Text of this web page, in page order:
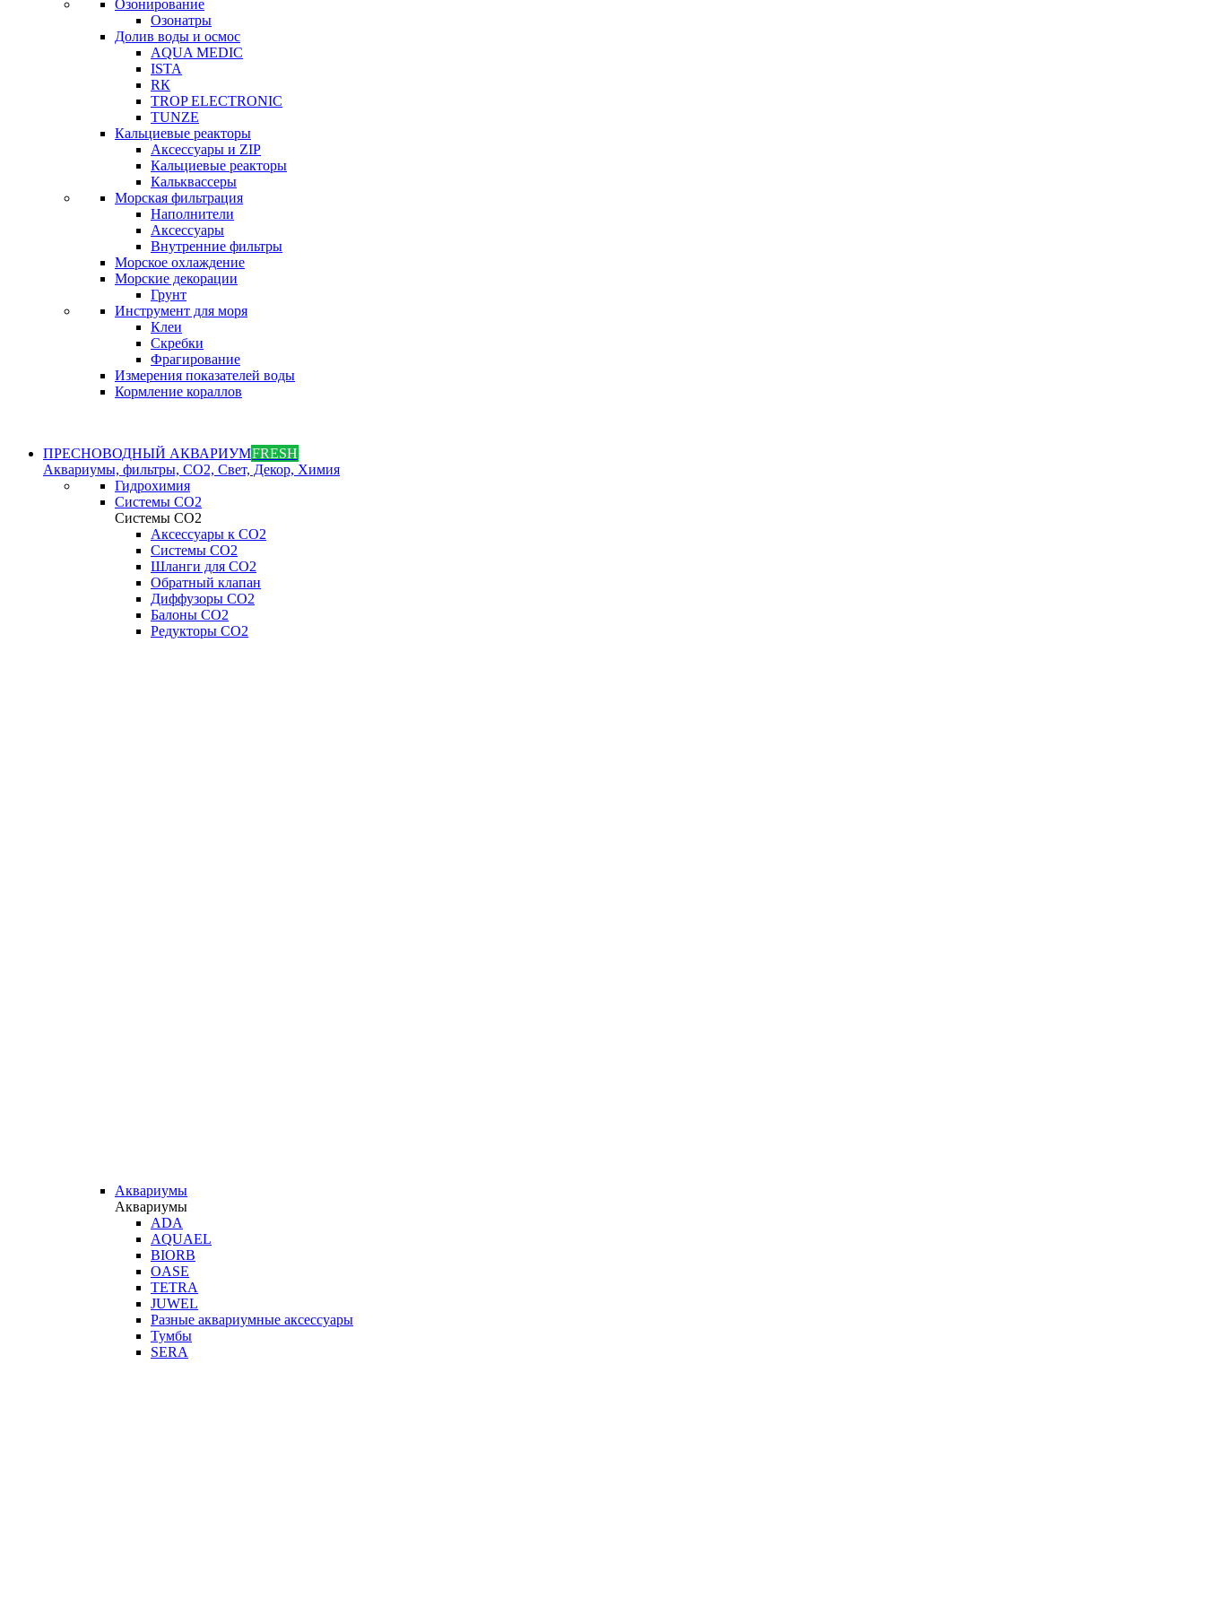
Озонирование
Озонатры
Долив воды и осмос
AQUA MEDIC
ISTA
RК
TROP ELECTRONIC
TUNZE
Кальциевые реакторы
Аксессуары и ZIP
Кальциевые реакторы
Кальквассеры
Морская фильтрация
Наполнители
Аксессуары
Внутренние фильтры
Морское охлаждение
Морские декорации
Грунт
Инструмент для моря
Клеи
Скребки
Фрагирование
Измерения показателей воды
Кормление кораллов
ПРЕСНОВОДНЫЙ АКВАРИУМFRESH
Аквариумы, фильтры, СО2, Свет, Декор, Химия
Гидрохимия
Системы СО2
Системы СО2
Аксессуары к СО2
Системы СО2
Шланги для CO2
Обратный клапан
Диффузоры СO2
Балоны CO2
Редукторы CO2
Аквариумы
Аквариумы
ADA
AQUAEL
BIORB
OASE
TETRA
JUWEL
Разные аквариумные аксессуары
Тумбы
SERA